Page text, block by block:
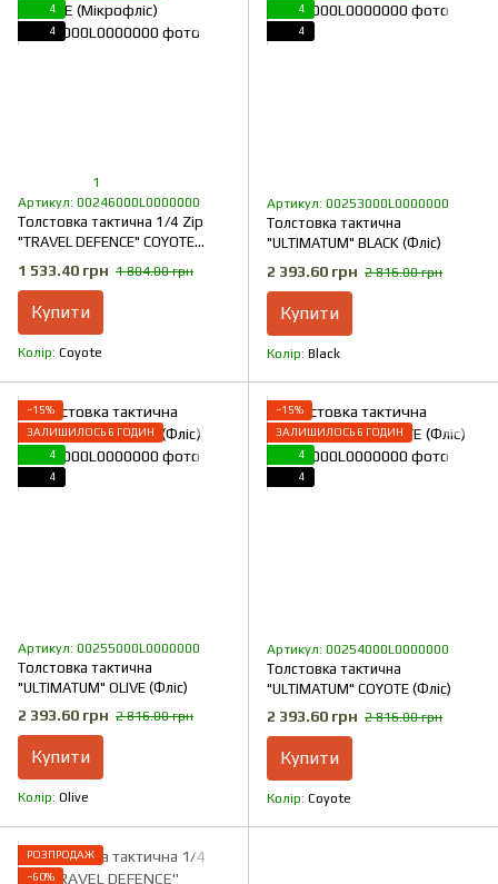
4
4
1
Артикул: 00246000L0000000
Толстовка тактична 1/4 Zip
"TRAVEL DEFENCE" COYOTE
(Мікрофліс)
1 533.40 грн 1 804.00 грн
Купити
Колір Coyote
4
4
Артикул: 00253000L0000000
Толстовка тактична
"ULTIMATUM" BLACK (Фліс)
2 393.60 грн 2 816.00 грн
Купити
Колір Black
−15%
ЗАЛИШИЛОСЬ 6 ГОДИН
4
4
Артикул: 00255000L0000000
Толстовка тактична
"ULTIMATUM" OLIVE (Фліс)
2 393.60 грн 2 816.00 грн
Купити
Колір Olive
−15%
ЗАЛИШИЛОСЬ 6 ГОДИН
4
4
Артикул: 00254000L0000000
Толстовка тактична
"ULTIMATUM" COYOTE (Фліс)
2 393.60 грн 2 816.00 грн
Купити
Колір Coyote
РОЗПРОДАЖ
−60%